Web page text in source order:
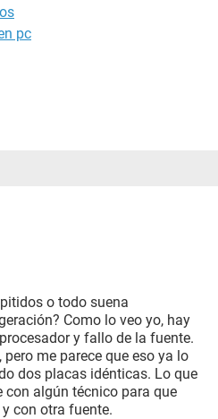
pc
o todo suena
Como lo veo yo, hay
y fallo de la fuente.
me parece que eso ya lo
dos placas idénticas. Lo que
con algún técnico para que
con otra fuente.